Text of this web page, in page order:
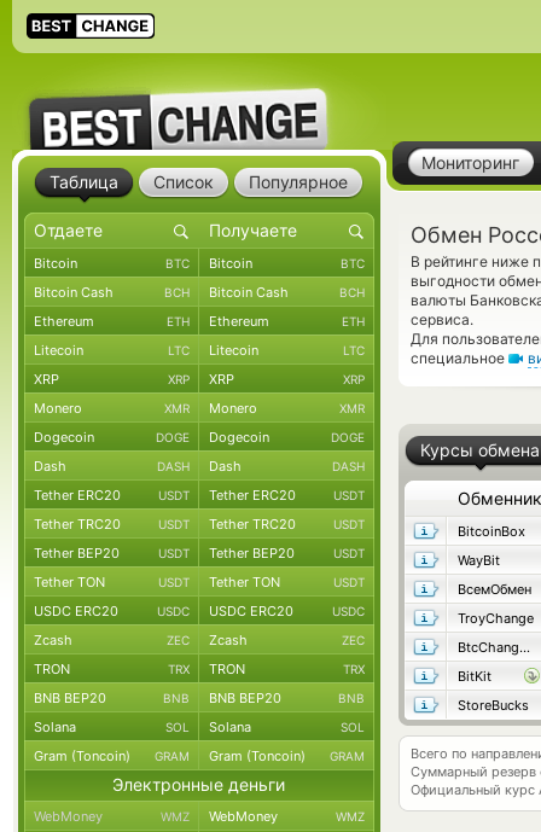
Мониторинг
Обмен
В рейтинге ниже
выгодности
валюты
сервиса.
Для
специальное
Курсы обмена
Обменник
BitcoinBox
WayBit
ВсемОбмен
TroyChange
BtcChange24
BitKit
StoreBucks
Всего по
Суммарный резерв
Официальный курс
Таблица Список Популярное
Bitcoin BTC Bitcoin BTC
Bitcoin Cash BCH Bitcoin Cash BCH
Ethereum ETH Ethereum ETH
Litecoin LTC Litecoin LTC
XRP XRP XRP XRP
Monero XMR Monero XMR
Dogecoin DOGE Dogecoin DOGE
Dash DASH Dash DASH
Tether ERC20 USDT Tether ERC20 USDT
Tether TRC20 USDT Tether TRC20 USDT
Tether BEP20 USDT Tether BEP20 USDT
Tether TON USDT Tether TON USDT
USDC ERC20 USDC USDC ERC20 USDC
Zcash ZEC Zcash ZEC
TRON TRX TRON TRX
BNB BEP20 BNB BNB BEP20 BNB
Solana SOL Solana SOL
Gram (Toncoin) GRAM Gram (Toncoin) GRAM
Электронные деньги
WebMoney WMZ WebMoney WMZ